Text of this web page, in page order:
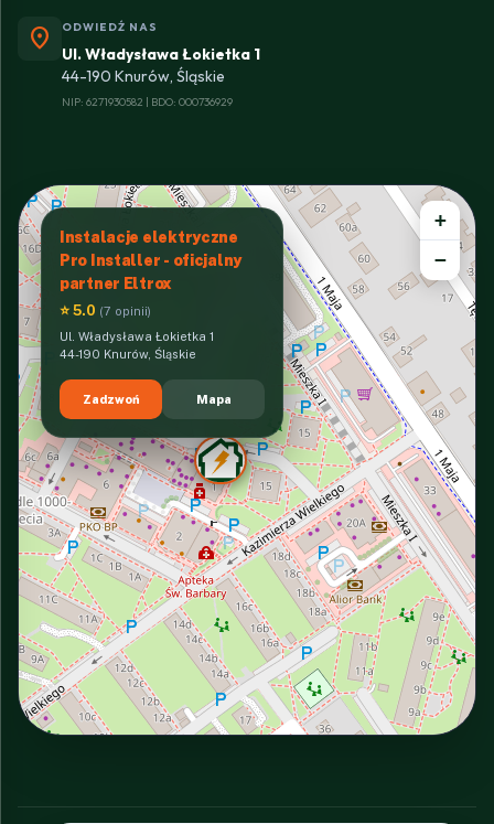
location_on ODWIEDŹ NAS
Ul. Władysława Łokietka 1
44-190 Knurów, Śląskie
NIP: 6271930582 | BDO: 000736929
Instalacje elektryczne
Pro Installer - oficjalny
partner Eltrox
⭐ 5.0 (7 opinii)
Ul. Władysława Łokietka 1
44-190 Knurów, Śląskie
Zadzwoń Mapa
+
−
INTERACTIVE VIEW